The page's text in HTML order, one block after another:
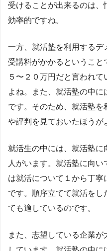
受けることが出来るのは、
効率的ですね。
一方、就活塾を利用するデ
受講料がかかるということ
５〜２０万円だと言われ
よね。また、就活塾の中に
です。そのため、就活塾
や評判を見ておいたほうが
就活生の中には、就活塾
人がいます。就活塾に向
は就活について１から丁寧
です。順序立てて就活をし
ても適しているのです。
また、志望している企業